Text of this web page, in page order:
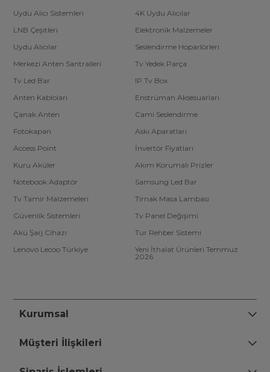
Uydu Alıcı Sistemleri
4K Uydu Alıcılar
LNB Çeşitleri
Elektronik Malzemeler
Uydu Alıcılar
Seslendirme Hoparlörleri
Merkezi Anten Santralleri
Tv Yedek Parça
Tv Led Bar
IP Tv Box
Anten Kabloları
Enstrüman Aksesuarları
Çanak Anten
Cami Seslendirme
Fotokapan
Askı Aparatları
Access Point
İnvertör Fiyatları
Kuru Aküler
Akım Korumalı Prizler
Notebook Adaptör
Samsung Led Bar
Tv Tamir Malzemeleri
Tırnak Masa Lambası
Güvenlik Sistemleri
Tv Panel Değişimi
Akü Şarj Cihazı
Tur Rehber Sistemi
Lenovo Lecoo Türkiye
Yeni İthalat Ürünleri Temmuz
2026
Kurumsal
Müşteri İlişkileri